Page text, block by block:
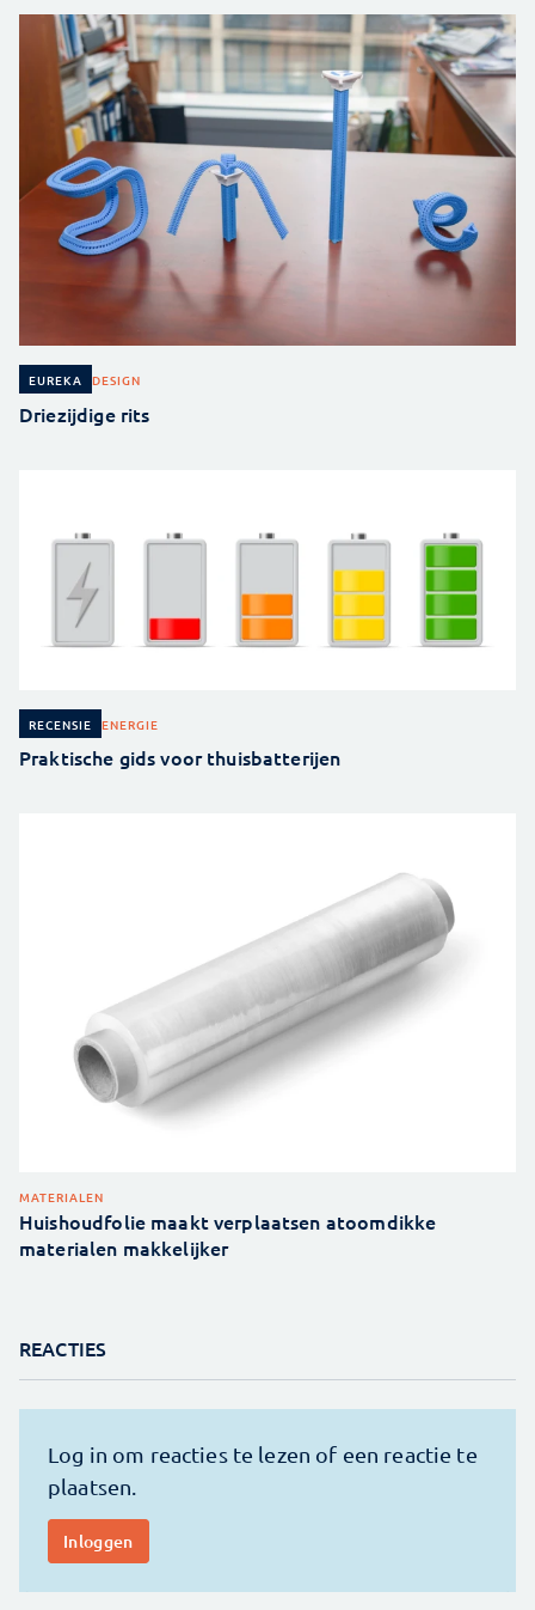
EUREKA DESIGN
Driezijdige rits
RECENSIE ENERGIE
Praktische gids voor thuisbatterijen
MATERIALEN
Huishoudfolie maakt verplaatsen atoomdikke
materialen makkelijker
REACTIES